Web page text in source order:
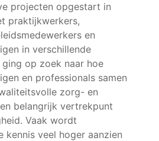
projecten opgestart in
praktijkwerkers,
en
in verschillende
op zoek naar hoe
en professionals samen
zorg- en
belangrijk vertrekpunt
Vaak wordt
kennis veel hoger aanzien